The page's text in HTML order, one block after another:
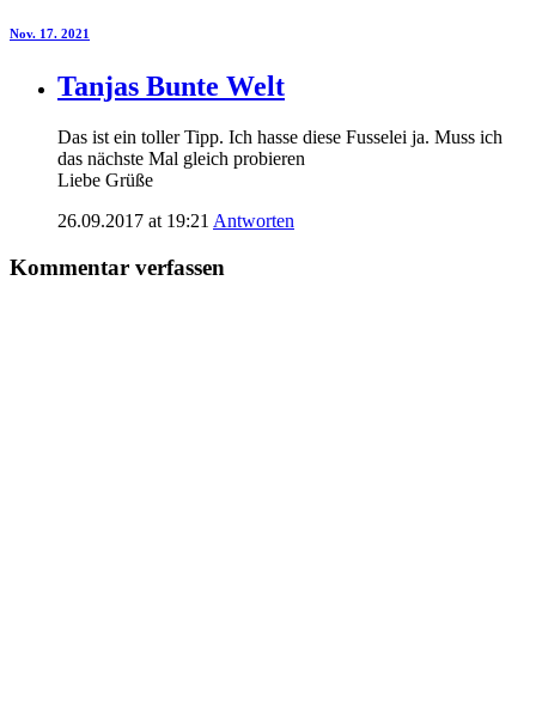
Nov. 17. 2021
Tanjas Bunte Welt
Das ist ein toller Tipp. Ich hasse diese Fusselei ja. Muss ich
das nächste Mal gleich probieren
Liebe Grüße
26.09.2017 at 19:21 Antworten
Kommentar verfassen